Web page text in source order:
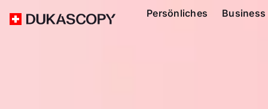
Persönliches Business